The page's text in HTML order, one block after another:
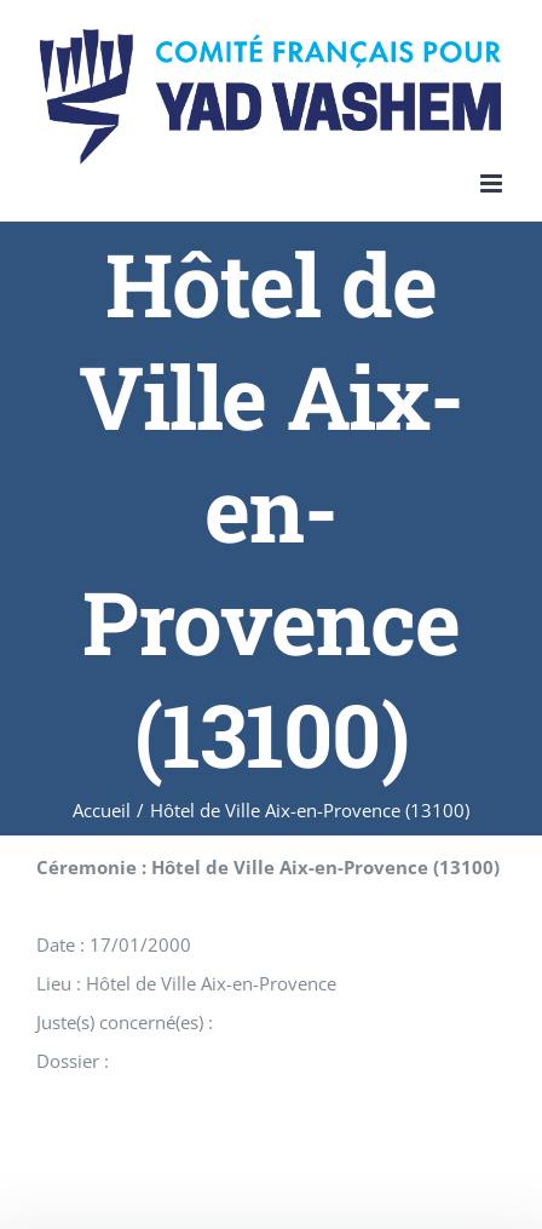
content
Hôtel de
Ville Aix-
en-
Provence
(13100)
Accueil / Hôtel de Ville Aix-en-Provence (13100)
Céremonie : Hôtel de Ville Aix-en-Provence (13100)
Date : 17/01/2000
Lieu : Hôtel de Ville Aix-en-Provence
Juste(s) concerné(es) :
Dossier :